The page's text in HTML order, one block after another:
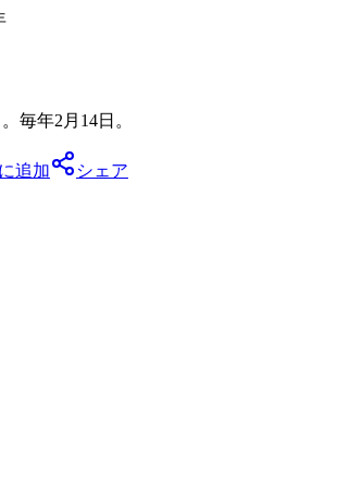
毎年2月14日。
追加 シェア